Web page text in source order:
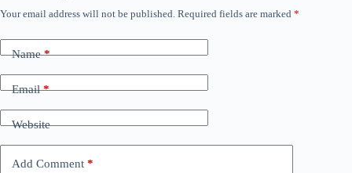
Your email address will not be published. Required fields are marked *
Name*
Email*
Website
Add Comment *